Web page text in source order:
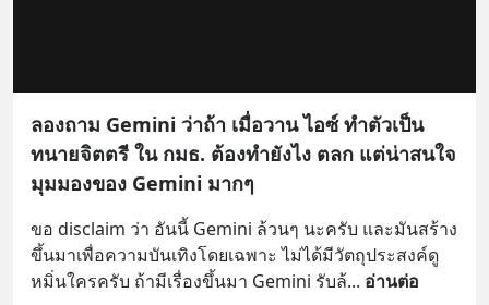
ลองถาม Gemini ว่าถ้า เมื่อวาน ไอซ์ ทำตัวเป็น
ทนายจิตตรี ใน กมธ. ต้องทำยังไง ตลก แต่น่าสนใจ
มุมมองของ Gemini มากๆ
ขอ disclaim ว่า อันนี้ Gemini ล้วนๆ นะครับ และมันสร้าง
ขึ้นมาเพื่อความบันเทิงโดยเฉพาะ ไม่ได้มีวัตถุประสงค์ดู
หมิ่นใครครับ ถ้ามีเรื่องขึ้นมา Gemini รับล้... อ่านต่อ